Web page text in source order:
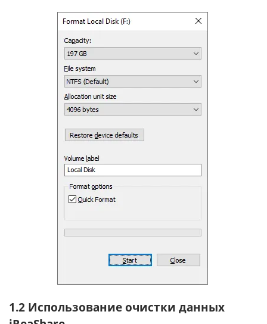
1.2 Использование очистки данных